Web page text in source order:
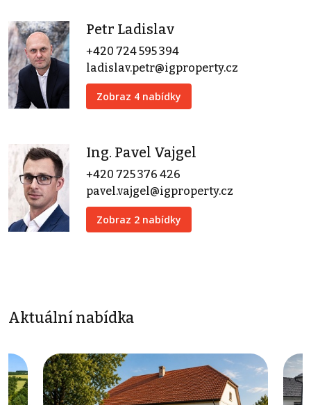
Petr Ladislav
+420 724 595 394
ladislav.petr@igproperty.cz
Zobraz 4 nabídky
Ing. Pavel Vajgel
+420 725 376 426
pavel.vajgel@igproperty.cz
Zobraz 2 nabídky
Aktuální nabídka